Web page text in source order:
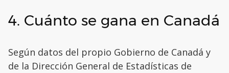
4. Cuánto se gana en Canadá
Según datos del propio Gobierno de Canadá y
de la Dirección General de Estadísticas de